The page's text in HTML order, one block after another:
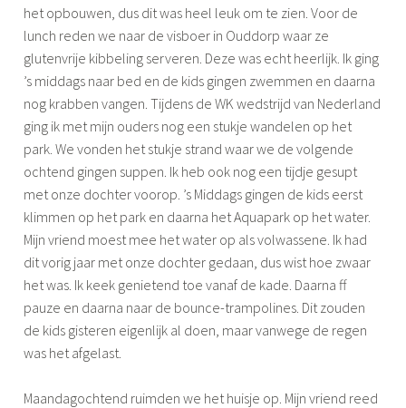
het opbouwen, dus dit was heel leuk om te zien. Voor de
lunch reden we naar de visboer in Ouddorp waar ze
glutenvrije kibbeling serveren. Deze was echt heerlijk. Ik ging
’s middags naar bed en de kids gingen zwemmen en daarna
nog krabben vangen. Tijdens de WK wedstrijd van Nederland
ging ik met mijn ouders nog een stukje wandelen op het
park. We vonden het stukje strand waar we de volgende
ochtend gingen suppen. Ik heb ook nog een tijdje gesupt
met onze dochter voorop. ’s Middags gingen de kids eerst
klimmen op het park en daarna het Aquapark op het water.
Mijn vriend moest mee het water op als volwassene. Ik had
dit vorig jaar met onze dochter gedaan, dus wist hoe zwaar
het was. Ik keek genietend toe vanaf de kade. Daarna ff
pauze en daarna naar de bounce-trampolines. Dit zouden
de kids gisteren eigenlijk al doen, maar vanwege de regen
was het afgelast.
Maandagochtend ruimden we het huisje op. Mijn vriend reed